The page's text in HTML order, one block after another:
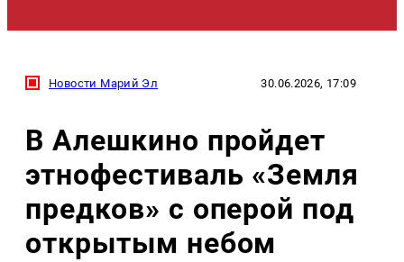
Новости Марий Эл 30.06.2026, 17:09
В Алешкино пройдет
этнофестиваль «Земля
предков» с оперой под
открытым небом